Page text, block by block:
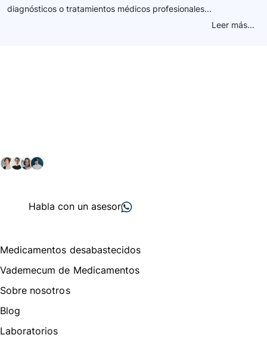
diagnósticos o tratamientos médicos profesionales...
Leer más...
Habla con un asesor
Medicamentos desabastecidos
Vademecum de Medicamentos
Sobre nosotros
Blog
Laboratorios